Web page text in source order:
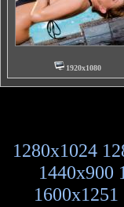
1920x1080
1280x1024
1440x900
1600x1251